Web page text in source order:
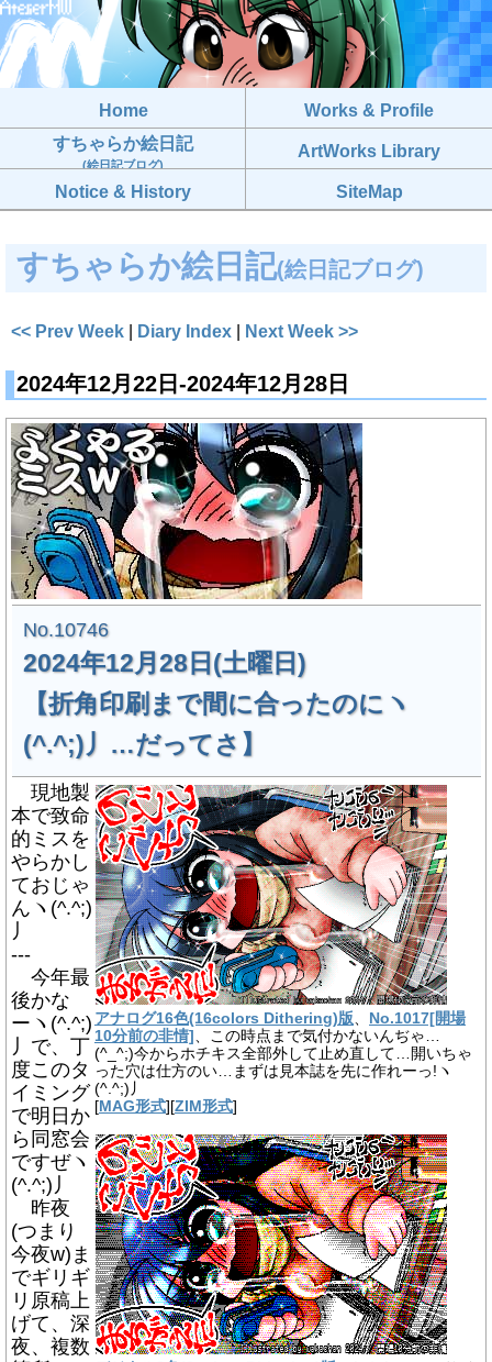
Home
Works & Profile
すちゃらか絵日記
(絵日記ブログ)
ArtWorks Library
Notice & History SiteMap
すちゃらか絵日記(絵日記ブログ)
<< Prev Week | Diary Index | Next Week >>
2024年12月22日-2024年12月28日
No.10746
2024年12月28日(土曜日)
【折角印刷まで間に合ったのにヽ
(^.^;)丿…だってさ】
アナログ16色(16colors Dithering)版、
No.1017[開場
10分前の非情] 、この時点まで気付かないんぢゃ…
(^_^;)今からホチキス全部外して止め直して…開いちゃ
った穴は仕方のい…まずは見本誌を先に作れーっ!ヽ
(^.^;)丿
[MAG形式][ZIM形式]
現地製
本で致命
的ミスを
やらかし
ておじゃ
んヽ(^.^;)
丿
---
今年最
後かな
ーヽ(^.^;)
丿で、丁
度このタ
イミング
で明日か
ら同窓会
ですぜヽ
(^.^;)丿
昨夜
(つまり
今夜w)ま
でギリギ
リ原稿上
げて、深
夜、複数